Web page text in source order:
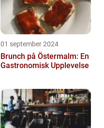
01 september 2024
Brunch på Östermalm: En
Gastronomisk Upplevelse